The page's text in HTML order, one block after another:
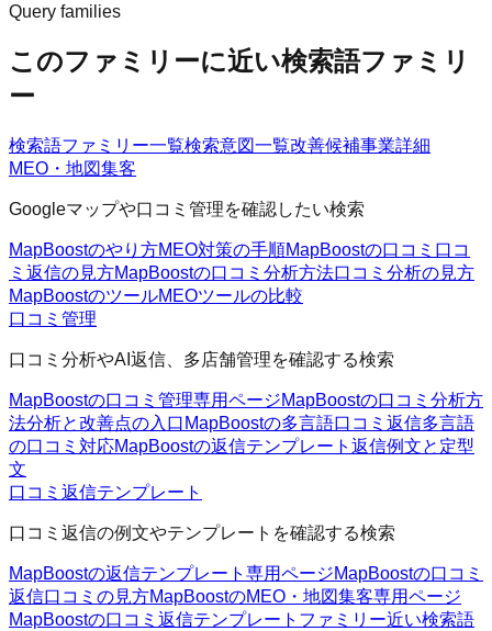
Query families
このファミリーに近い検索語ファミリ
ー
検索語ファミリー一覧検索意図一覧改善候補事業詳細
MEO・地図集客
Googleマップや口コミ管理を確認したい検索
MapBoostのやり方MEO対策の手順MapBoostの口コミ 口コ
ミ返信の見方MapBoostの口コミ分析方法口コミ分析の見方
MapBoostのツールMEOツールの比較
口コミ管理
口コミ分析やAI返信、多店舗管理を確認する検索
MapBoostの口コミ管理専用ページMapBoostの口コミ分析方
法分析と改善点の入口 MapBoostの多言語口コミ返信多言語
の口コミ対応MapBoostの返信テンプレート 返信例文と定型
文
口コミ返信テンプレート
口コミ返信の例文やテンプレートを確認する検索
MapBoostの返信テンプレート 専用ページMapBoostの口コミ
返信口コミの見方MapBoostのMEO・地図集客専用ページ
MapBoostの口コミ返信テンプレートファミリー近い検索語